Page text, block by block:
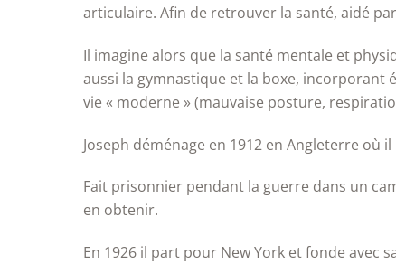
articulaire. Afin de retrouver la santé, aidé
Il imagine alors que la santé mentale et
aussi la gymnastique et la boxe, incorporant
vie « moderne » (mauvaise posture,
Joseph déménage en 1912 en Angleterre où
Fait prisonnier pendant la guerre dans un
en obtenir.
En 1926 il part pour New York et fonde avec